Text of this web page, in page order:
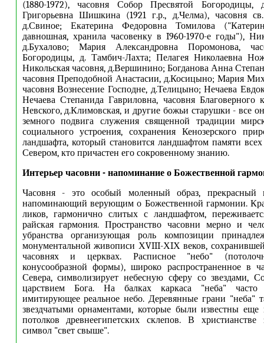
(1880-1972), часовня Собор Пресвятой Богородицы,
Григорьевна Шишкина (1921 г.р., д.Челма), часовня
д.Свиное; Екатерина Федоровна Томилова
давношная, хранила часовенку в I960-1970-е годы"),
д.Бухалово; Мария Александровна Поромонова,
Богородицы, д. Тамбич-Лахта; Пелагея Николаевна
Никольская часовня, д.Вершинино; Богданова Анна
часовня Преподобной Анастасии, д.Косицыно; Мария
часовня Вознесение Господне, д.Телицыно; Нечаева
Нечаева Степанида Гавриловна, часовня Благоверного
Невского, д.Климовская, и другие божьи старушки - все
земного подвига служения священной традиции
социального устроения, сохранения Кенозерского
ландшафта, который становится ландшафтом памяти
Севером, кто причастен его сокровенному знанию.
Интерьер часовни - напоминание о Божественной
Часовня - это особый моленный образ, прекрасный
напоминающий верующим о Божественной гармонии.
ликов, гармонично слитых с ландшафтом,
райская гармония. Пространство часовни мерно и
убранства организующая роль композиции
монументальной живописи ХVIII-ХIХ веков,
часовнях и церквах. Расписное "небо"
конусообразной формы), широко распространенное в
Севера, символизирует небесную сферу со звездами,
царствием Бога. На балках каркаса "неба" часто
имитирующее реальное небо. Деревянные грани "неба"
звездчатыми орнаментами, которые были известны еще
потолков древнеегипетских склепов. В христианстве
символ "свет свыше".